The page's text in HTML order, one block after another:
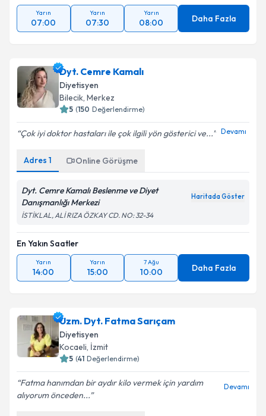
Yarın
07:00
Yarın
07:30
Yarın
08:00 Daha Fazla
Dyt. Cemre Kamalı
Diyetisyen
Bilecik, Merkez
5 (150 Değerlendirme)
Çok iyi doktor hastaları ile çok ilgili yön gösterici ve... Devamı
Adres 1 Online Görüşme
Dyt. Cemre Kamalı Beslenme ve Diyet
Danışmanlığı Merkezi
Haritada Göster
İSTİKLAL, ALİ RIZA ÖZKAY CD. NO: 32-34
En Yakın Saatler
Yarın
14:00
Yarın
15:00
7 Ağu
10:00 Daha Fazla
Uzm. Dyt. Fatma Sarıçam
Diyetisyen
Kocaeli, İzmit
5 (41 Değerlendirme)
Fatma hanımdan bir aydır kilo vermek için yardım
alıyorum önceden...
Devamı